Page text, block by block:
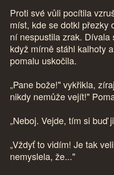
Proti své vůli pocítila
míst, kde se dotkl přezky
ní nespustila zrak.
když mírně stáhl kalhoty
pomalu uskočila.
„Pane bože!" vykřikla,
nikdy nemůže vejít!"
„Neboj. Vejde, tím si buď
„Vždyť to vidím! Je tak
nemyslela, že..."